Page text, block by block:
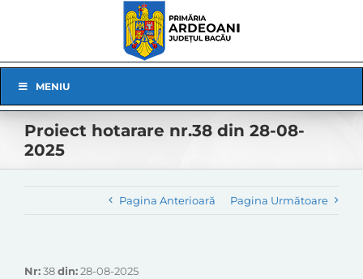
Navigation
MENIU
Proiect hotarare nr.38 din 28-08-
2025
Pagina Anterioară Pagina Următoare
Nr:38din:28-08-2025